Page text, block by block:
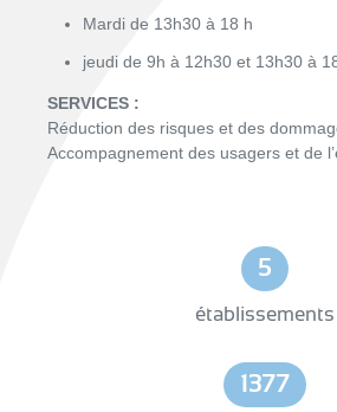
Mardi de 13h30 à 18 h
jeudi de 9h à 12h30 et 13h30 à
SERVICES :
Réduction des risques et des
Accompagnement des usagers et de
5
établissements
1377